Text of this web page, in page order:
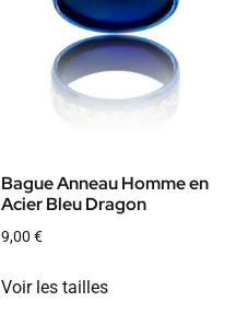
Bague Anneau Homme en
Acier Bleu Dragon
9,00 €
Voir les tailles